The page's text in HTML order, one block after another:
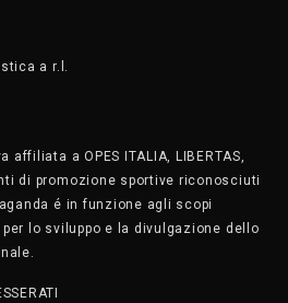
a r.l.
a OPES ITALIA, LIBERTAS,
di promozione sportive riconosciuti
é in funzione agli scopi
lo sviluppo e la divulgazione dello